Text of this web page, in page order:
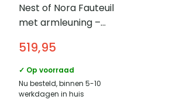
Nest of Nora Fauteuil
met armleuning –
519,95
✓ Op voorraad
Nu besteld, binnen 5-10
werkdagen in huis